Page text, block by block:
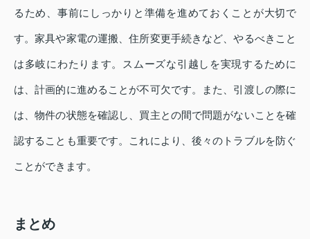
るため、事前にしっかりと準備を進めておくことが大切で
す。家具や家電の運搬、住所変更手続きなど、やるべきこと
は多岐にわたります。スムーズな引越しを実現するために
は、計画的に進めることが不可欠です。また、引渡しの際に
は、物件の状態を確認し、買主との間で問題がないことを確
認することも重要です。これにより、後々のトラブルを防ぐ
ことができます。
まとめ